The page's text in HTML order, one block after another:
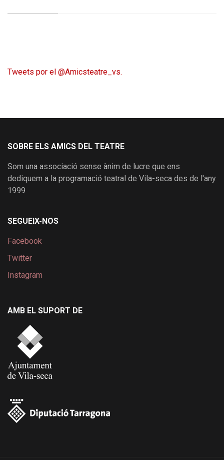
Tweets por el @Amicsteatre_vs.
SOBRE ELS AMICS DEL TEATRE
Som una associació sense ànim de lucre que ens
dediquem a la programació teatral de Vila-seca des de l'any
1999
SEGUEIX-NOS
Facebook
Twitter
Instagram
AMB EL SUPORT DE